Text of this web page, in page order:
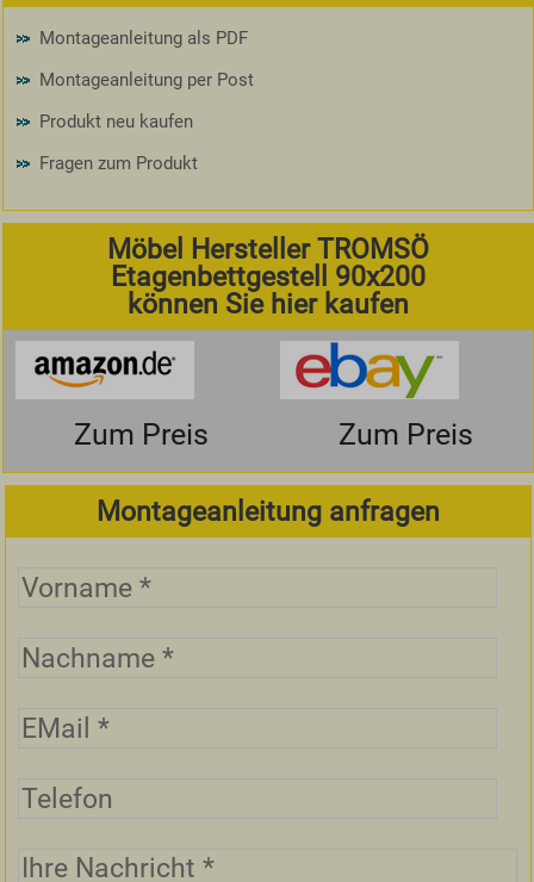
Montageanleitung als PDF
Montageanleitung per Post
Produkt neu kaufen
Fragen zum Produkt
Möbel Hersteller TROMSÖ
Etagenbettgestell 90x200
können Sie hier kaufen
Zum Preis Zum Preis
Montageanleitung anfragen